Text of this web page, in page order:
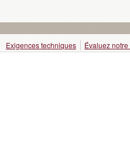
Exigences techniques Évaluez notre